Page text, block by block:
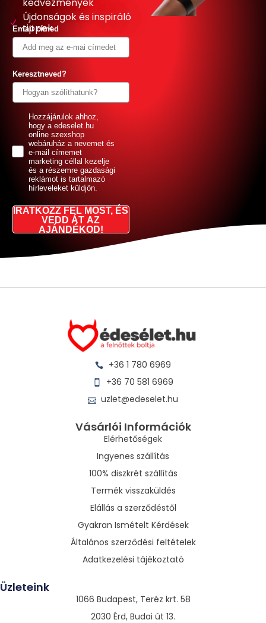
Újdonságok és inspiráló
tippek
Email címed
Keresztneved?
GDPRHozzájárulok ahhoz,
hogy a edeselet.hu
online szexshop
webáruház a nevemet és
e-mail címemet
marketing céllal kezelje
és a részemre gazdasági
reklámot is tartalmazó
hírleveleket küldjön.
IRATKOZZ FEL MOST, ÉS
VEDD ÁT AZ
AJÁNDÉKOD!
+36 1 780 6969
+36 70 581 6969
uzlet@edeselet.hu
Vásárlói Információk
Elérhetőségek
Ingyenes szállítás
100% diszkrét szállítás
Termék visszaküldés
Elállás a szerződéstől
Gyakran Ismételt Kérdések
Általános szerződési feltételek
Adatkezelési tájékoztató
Üzleteink
1066 Budapest, Teréz krt. 58
2030 Érd, Budai út 13.